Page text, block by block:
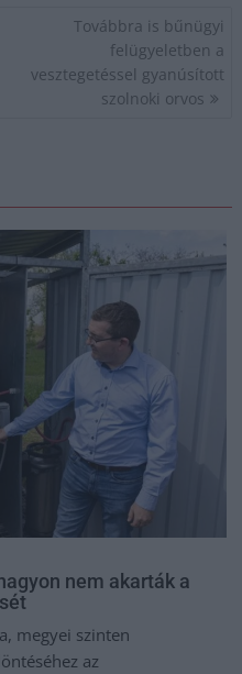
Továbbra is bűnügyi
felügyeletben a
vesztegetéssel gyanúsított
szolnoki orvos
nem akarták a
megyei szinten
az